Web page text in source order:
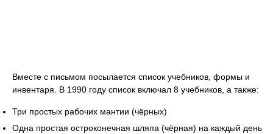
Вместе с письмом посылается список учебников, формы и
инвентаря. В 1990 году список включал 8 учебников, а также:
Три простых рабочих мантии (чёрных)
Одна простая остроконечная шляпа (чёрная) на каждый день